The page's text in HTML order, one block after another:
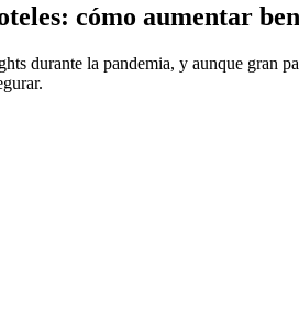
cómo aumentar
durante la pandemia, y aunque gran